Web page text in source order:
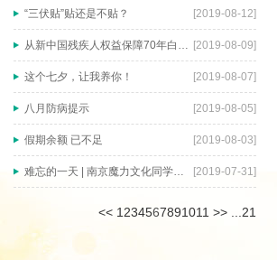
[2019-08-12]
“三伏贴”贴还是不贴？
[2019-08-09]
从新中国残疾人权益保障70年白皮书看融合教育
[2019-08-07]
这个七夕，让我养你！
[2019-08-05]
八月防病提示
[2019-08-03]
假期余额 已不足​
[2019-07-31]
难忘的一天 | 南京魔力文化同学与明心小朋友欢乐共聚
<< 1234567891011 >> ...21